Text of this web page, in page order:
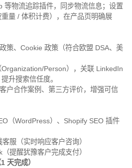
等物流追踪插件，同步物流信息；设置
量 / 体积计费），在产品页明确展
策、Cookie 政策（符合欧盟 DSA、美
Person），关联 LinkedIn
升搜索信任度。
户合作案例、第三方评价，增强可信
（WordPress）、Shopify SEO 插件
服（实时响应客户咨询）
提醒犹豫客户完成支付）
天完成）